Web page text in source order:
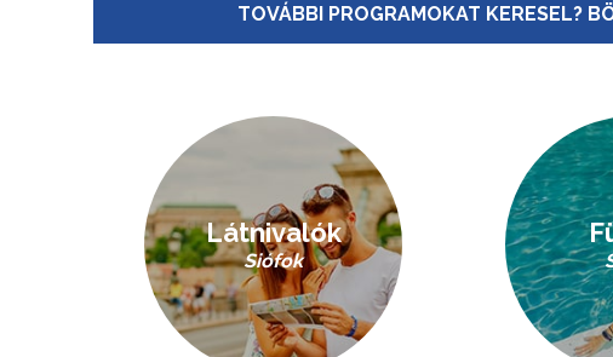
TOVÁBBI PROGRAMOKAT KERESEL?
Látnivalók
Siófok